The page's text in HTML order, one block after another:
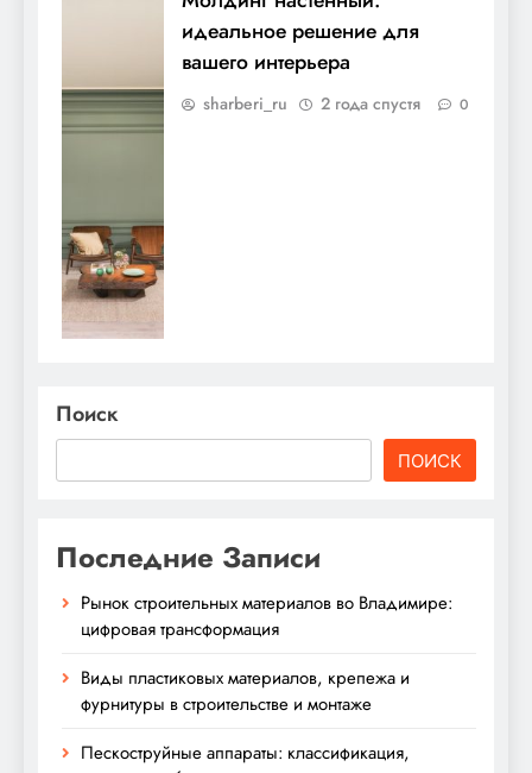
идеальное решение для
вашего интерьера
sharberi_ru 2 года спустя 0
Поиск
ПОИСК
Последние Записи
Рынок строительных материалов во Владимире:
цифровая трансформация
Виды пластиковых материалов, крепежа и
фурнитуры в строительстве и монтаже
Пескоструйные аппараты: классификация,